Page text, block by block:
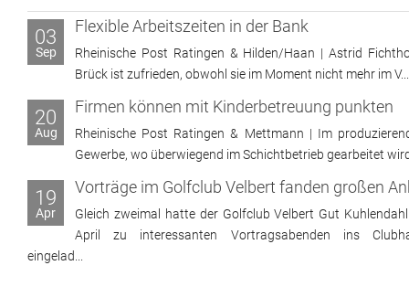
03
Sep
Flexible Arbeitszeiten in der Bank
Rheinische Post Ratingen & Hilden/Haan | Astrid
Brück ist zufrieden, obwohl sie im Moment nicht mehr im V...
20
Aug
Firmen können mit Kinderbetreuung punkten
Rheinische Post Ratingen & Mettmann | Im
Gewerbe, wo überwiegend im Schichtbetrieb gearbeitet
19
Apr
Gleich zweimal hatte der Golfclub Velbert Gut
April zu interessanten Vortragsabenden ins
eingelad...